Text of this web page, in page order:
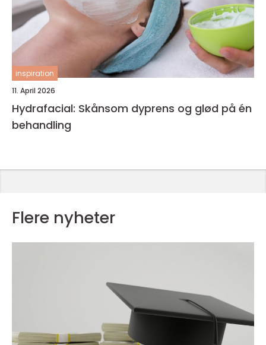
inspiration
11. April 2026
Hydrafacial: Skånsom dyprens og glød på én
behandling
Flere nyheter